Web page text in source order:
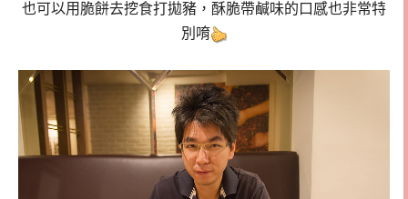
也可以用脆餅去挖食打拋豬，酥脆帶鹹味的口感也非常特
別唷